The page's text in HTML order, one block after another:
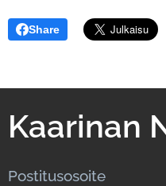
Share
Kaarinan
Postitusosoite